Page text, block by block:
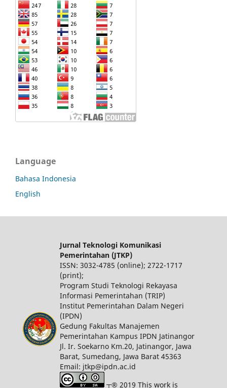
Language
Bahasa Indonesia
English
Jurnal Teknologi Komunikasi
Pemerintahan (JTKP)
ISSN: 3032-4785 (online); 2722-1717
(print);
Program Studi Teknologi Rekayasa
Informasi Pemerintahan (TRIP)
Institut Pemerintahan Dalam Negeri
(IPDN)
Gedung Fakultas Manajemen
Pemerintahan Kampus IPDN Jatinangor
Jl. Ir. Soekarno Km.20, Jatinangor, Jawa
Barat, Sumedang, Jawa Barat 45363
Email: jtkp@ipdn.ac.id
┬® 2019 This work is